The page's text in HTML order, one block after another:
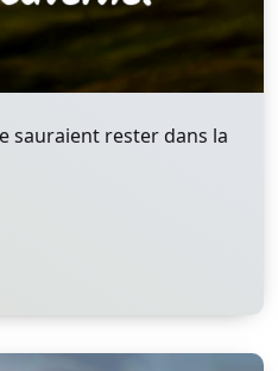
sauraient rester dans la